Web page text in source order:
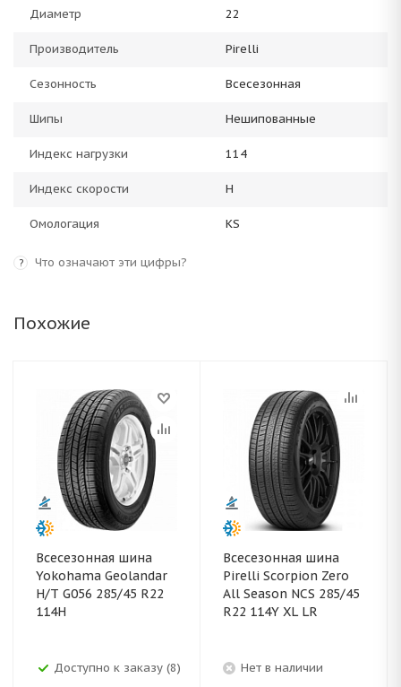
Диаметр 22
Производитель Pirelli
Сезонность Всесезонная
Шипы Нешипованные
Индекс нагрузки 114
Индекс скорости H
Омологация KS
? Что означают эти цифры?
Похожие
Всесезонная шина
Yokohama Geolandar
H/T G056 285/45 R22
114H
Доступно к заказу (8)
Всесезонная шина
Pirelli Scorpion Zero
All Season NCS 285/45
R22 114Y XL LR
Нет в наличии